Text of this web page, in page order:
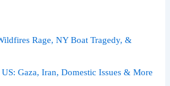
Rage, NY Boat Tragedy, &
Gaza, Iran, Domestic Issues & More